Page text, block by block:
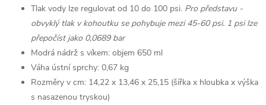
Tlak vody lze regulovat od 10 do 100 psi. Pro představu -
obvyklý tlak v kohoutku se pohybuje mezi 45-60 psi. 1 psi lze
přepočíst jako 0,0689 bar
Modrá nádrž s víkem: objem 650 ml
Váha ústní sprchy: 0,67 kg
Rozměry v cm: 14,22 x 13,46 x 25,15 (šířka x hloubka x výška
s nasazenou tryskou)